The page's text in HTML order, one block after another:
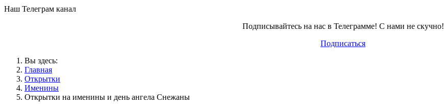
Наш Телеграм канал
Подписывайтесь на нас в Телеграмме! С нами не скучно!
Подписаться
Вы здесь:
Главная
Открытки
Именины
Открытки на именины и день ангела Снежаны